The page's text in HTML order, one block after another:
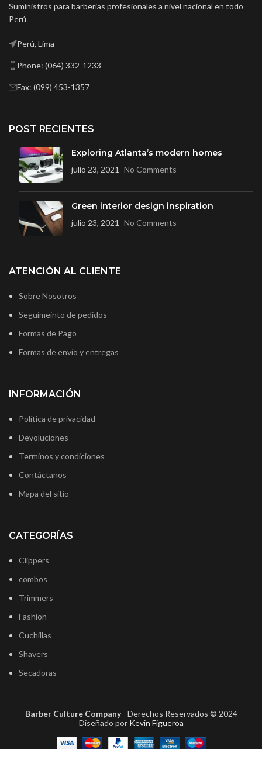
Suministros para barberias profesionales a nivel nacional en todo
Perú
Perú, Lima
Phone: (064) 332-1233
Fax: (099) 453-1357
POST RECIENTES
Exploring Atlanta’s modern homes
julio 23, 2021 No Comments
Green interior design inspiration
julio 23, 2021 No Comments
ATENCIÓN AL CLIENTE
Sobre Nosotros
Seguimeinto de pedidos
Formas de Pago
Formas de envío y entregas
INFORMACIÓN
Política de privacidad
Devoluciones
Terminos y condiciones
Contáctanos
Mapa del sitio
CATEGORÍAS
Clippers
combos
Trimmers
Fashion
Cuchillas
Shavers
Secadoras
Barber Culture Company- Derechos Reservados © 2024
Diseñado por Kevin Figueroa
Wahl
Cuchilla